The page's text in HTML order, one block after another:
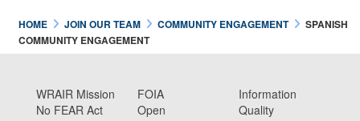
HOME JOIN OUR TEAM COMMUNITY ENGAGEMENT
SPANISH
COMMUNITY ENGAGEMENT
WRAIR Mission
No FEAR Act
FOIA
Open
Information
Quality